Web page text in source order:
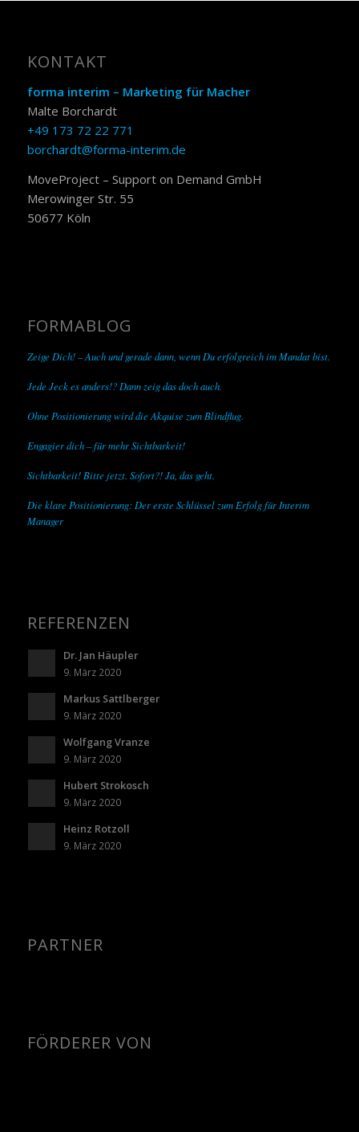
KONTAKT
forma interim – Marketing für Macher
Malte Borchardt
+49 173 72 22 771
borchardt@forma-interim.de
MoveProject – Support on Demand GmbH
Merowinger Str. 55
50677 Köln
FORMABLOG
Zeige Dich! – Auch und gerade dann, wenn Du erfolgreich im Mandat bist.
Jede Jeck es anders!? Dann zeig das doch auch.
Ohne Positionierung wird die Akquise zum Blindflug.
Engagier dich – für mehr Sichtbarkeit!
Sichtbarkeit! Bitte jetzt. Sofort?! Ja, das geht.
Die klare Positionierung: Der erste Schlüssel zum Erfolg für Interim
Manager
REFERENZEN
Dr. Jan Häupler
9. März 2020
Markus Sattlberger
9. März 2020
Wolfgang Vranze
9. März 2020
Hubert Strokosch
9. März 2020
Heinz Rotzoll
9. März 2020
PARTNER
FÖRDERER VON